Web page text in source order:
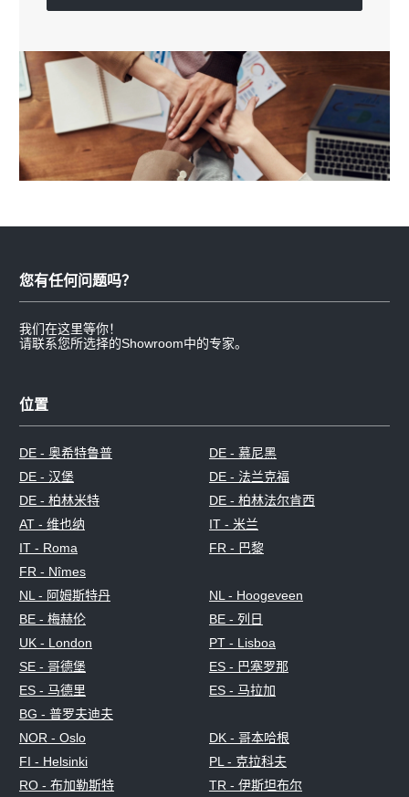
您有任何问题吗？
我们在这里等你！
请联系您所选择的Showroom中的专家。
位置
DE - 奥希特鲁普
DE - 慕尼黑
DE - 汉堡
DE - 法兰克福
DE - 柏林米特
DE - 柏林法尔肯西
AT - 维也纳
IT - 米兰
IT - Roma
FR - 巴黎
FR - Nîmes
NL - 阿姆斯特丹
NL - Hoogeveen
BE - 梅赫伦
BE - 列日
UK - London
PT - Lisboa
SE - 哥德堡
ES - 巴塞罗那
ES - 马德里
ES - 马拉加
BG - 普罗夫迪夫
NOR - Oslo
DK - 哥本哈根
FI - Helsinki
PL - 克拉科夫
RO - 布加勒斯特
TR - 伊斯坦布尔